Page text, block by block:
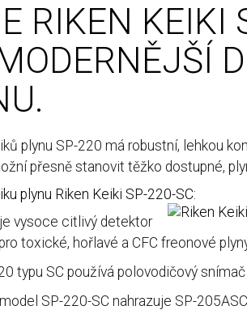
RIKEN KEIKI
plynu SP-220 má robustní, lehkou
přesně stanovit těžko dostupné,
plynu Riken Keiki SP-220-SC:
vysoce citlivý detektor
toxické, hořlavé a CFC freonové
typu SC používá polovodičový
SP-220-SC nahrazuje SP-